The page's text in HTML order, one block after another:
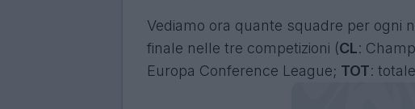
Vediamo ora quante squadre per ogni
finale nelle tre competizioni (CL:
Europa Conference League; TOT: